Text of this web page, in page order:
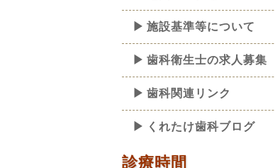
施設基準等について
歯科衛生士の求人募集
歯科関連リンク
くれたけ歯科ブログ
診療時間